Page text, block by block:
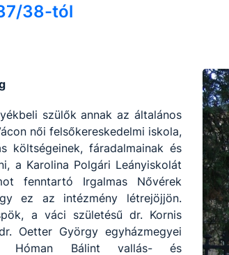
38-tól
szülők annak az általános
női felsőkereskedelmi iskola,
költségeinek, fáradalmainak és
a Karolina Polgári Leányiskolát
fenntartó Irgalmas Nővérek
ez az intézmény létrejöjjön.
a váci születésű dr. Kornis
Oetter György egyházmegyei
Hóman Bálint vallás- és